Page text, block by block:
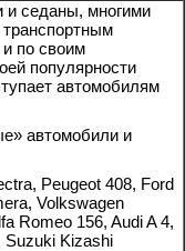
и седаны, многими
и по своим
популярности
автомобилям
автомобили и
Peugeot 408, Ford
Volkswagen
Romeo 156, Audi A 4,
Suzuki Kizashi